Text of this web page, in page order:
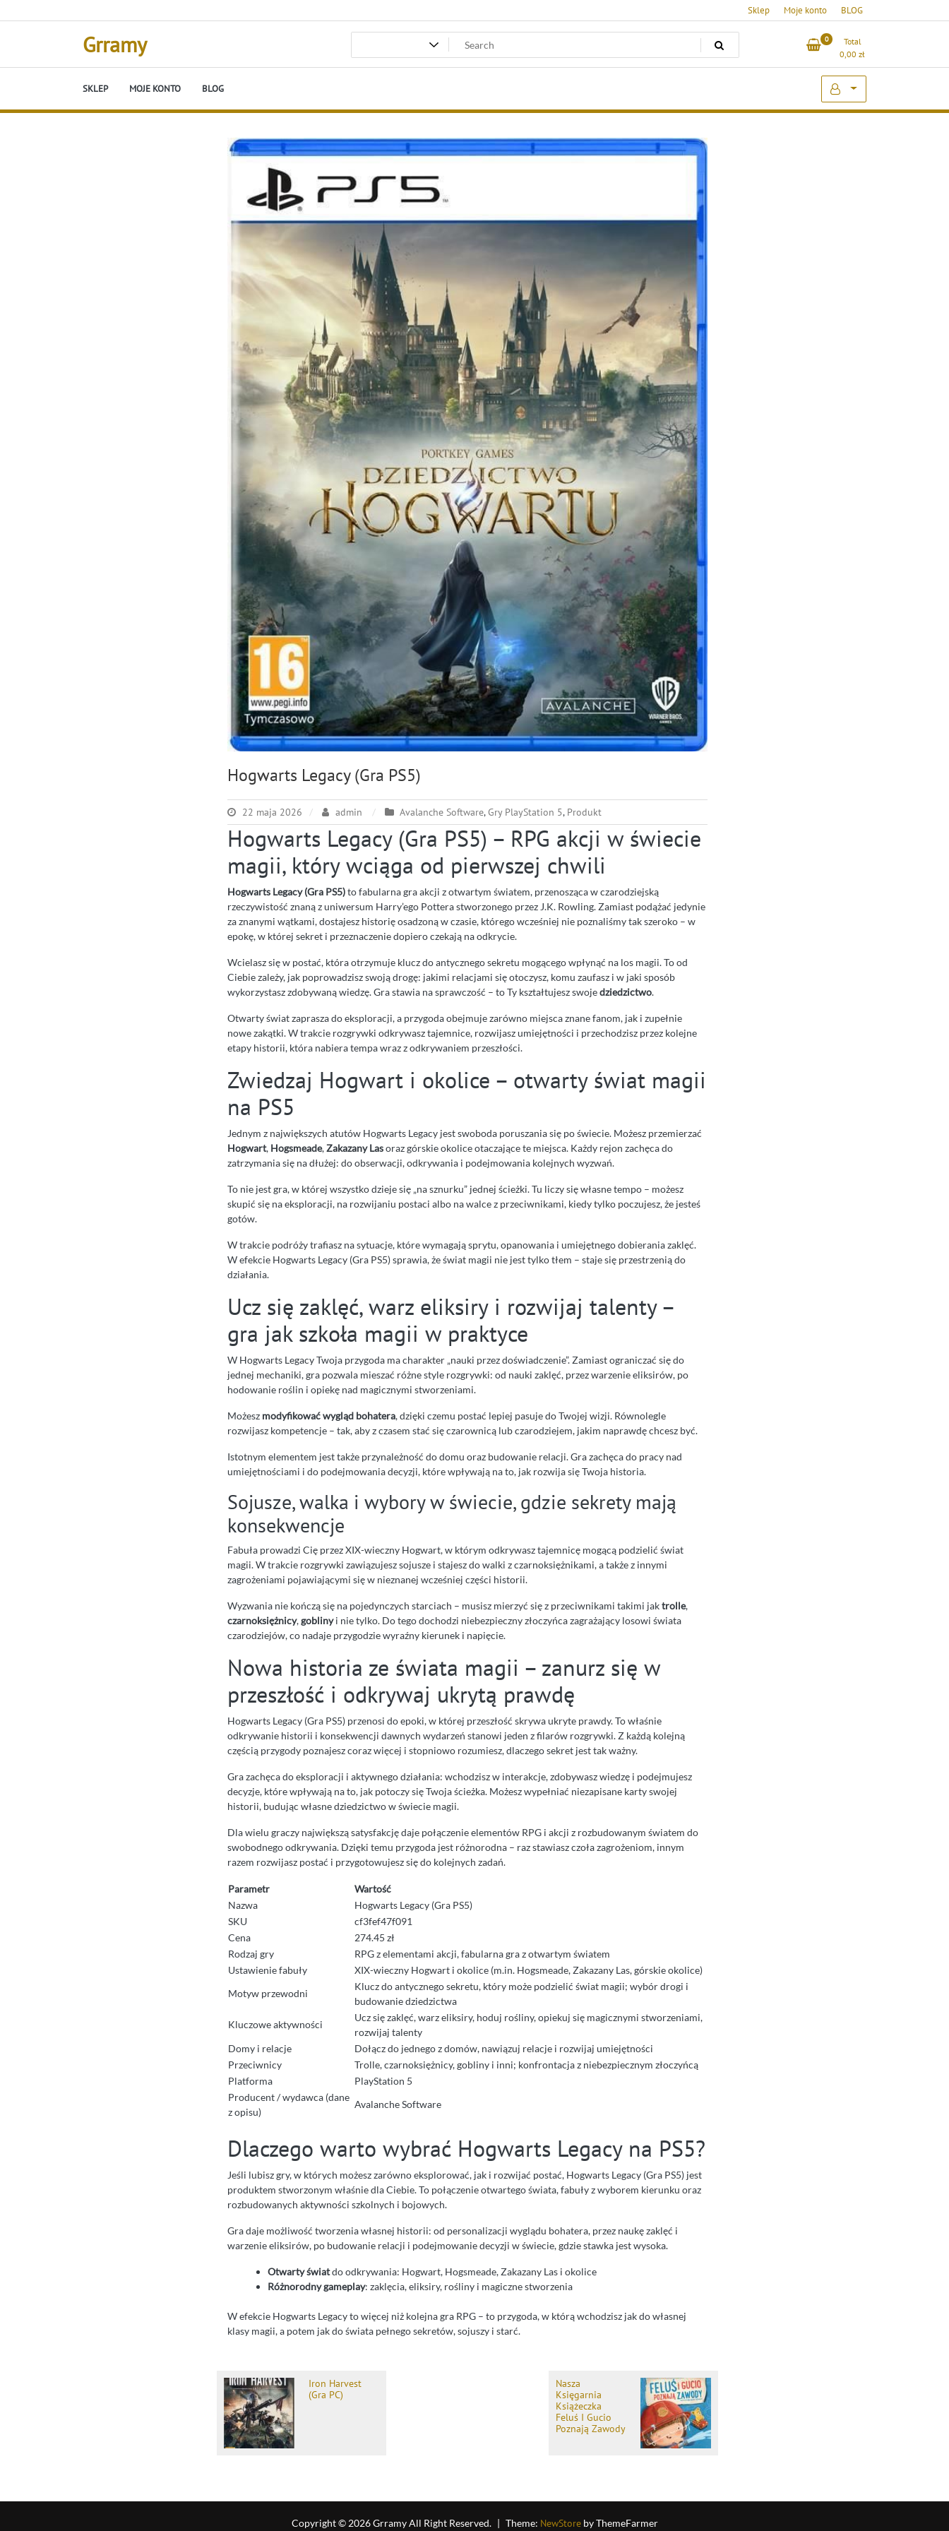
to
Sklep Moje konto BLOG
Grramy 0
Total
0,00 zł
SKLEP MOJE KONTO BLOG
Hogwarts Legacy (Gra PS5)
22 maja 2026 admin Avalanche Software,Gry PlayStation 5, Produkt
Hogwarts Legacy (Gra PS5) – RPG akcji w świecie
magii, który wciąga od pierwszej chwili
Hogwarts Legacy (Gra PS5)to fabularna gra akcji z otwartym światem, przenosząca w czarodziejską
rzeczywistość znaną z uniwersum Harry’ego Pottera stworzonego przez J.K. Rowling. Zamiast podążać jedynie
za znanymi wątkami, dostajesz historię osadzoną w czasie, którego wcześniej nie poznaliśmy tak szeroko – w
epokę, w której sekret i przeznaczenie dopiero czekają na odkrycie.
Wcielasz się w postać, która otrzymuje klucz do antycznego sekretu mogącego wpłynąć na los magii. To od
Ciebie zależy, jak poprowadzisz swoją drogę: jakimi relacjami się otoczysz, komu zaufasz i w jaki sposób
wykorzystasz zdobywaną wiedzę. Gra stawia na sprawczość – to Ty kształtujesz swojedziedzictwo.
Otwarty świat zaprasza do eksploracji, a przygoda obejmuje zarówno miejsca znane fanom, jak i zupełnie
nowe zakątki. W trakcie rozgrywki odkrywasz tajemnice, rozwijasz umiejętności i przechodzisz przez kolejne
etapy historii, która nabiera tempa wraz z odkrywaniem przeszłości.
Zwiedzaj Hogwart i okolice – otwarty świat magii
na PS5
Jednym z największych atutów Hogwarts Legacy jest swoboda poruszania się po świecie. Możesz przemierzać
Hogwart, Hogsmeade,Zakazany Lasoraz górskie okolice otaczające te miejsca. Każdy rejon zachęca do
zatrzymania się na dłużej: do obserwacji, odkrywania i podejmowania kolejnych wyzwań.
To nie jest gra, w której wszystko dzieje się „na sznurku” jednej ścieżki. Tu liczy się własne tempo – możesz
skupić się na eksploracji, na rozwijaniu postaci albo na walce z przeciwnikami, kiedy tylko poczujesz, że jesteś
gotów.
W trakcie podróży trafiasz na sytuacje, które wymagają sprytu, opanowania i umiejętnego dobierania zaklęć.
W efekcie Hogwarts Legacy (Gra PS5) sprawia, że świat magii nie jest tylko tłem – staje się przestrzenią do
działania.
Ucz się zaklęć, warz eliksiry i rozwijaj talenty –
gra jak szkoła magii w praktyce
W Hogwarts Legacy Twoja przygoda ma charakter „nauki przez doświadczenie”. Zamiast ograniczać się do
jednej mechaniki, gra pozwala mieszać różne style rozgrywki: od nauki zaklęć, przez warzenie eliksirów, po
hodowanie roślin i opiekę nad magicznymi stworzeniami.
Możesz modyfikować wygląd bohatera, dzięki czemu postać lepiej pasuje do Twojej wizji. Równolegle
rozwijasz kompetencje – tak, aby z czasem stać się czarownicą lub czarodziejem, jakim naprawdę chcesz być.
Istotnym elementem jest także przynależność do domu oraz budowanie relacji. Gra zachęca do pracy nad
umiejętnościami i do podejmowania decyzji, które wpływają na to, jak rozwija się Twoja historia.
Sojusze, walka i wybory w świecie, gdzie sekrety mają
konsekwencje
Fabuła prowadzi Cię przez XIX-wieczny Hogwart, w którym odkrywasz tajemnicę mogącą podzielić świat
magii. W trakcie rozgrywki zawiązujesz sojusze i stajesz do walki z czarnoksiężnikami, a także z innymi
zagrożeniami pojawiającymi się w nieznanej wcześniej części historii.
Wyzwania nie kończą się na pojedynczych starciach – musisz mierzyć się z przeciwnikami takimi jaktrolle,
czarnoksiężnicy,goblinyi nie tylko. Do tego dochodzi niebezpieczny złoczyńca zagrażający losowi świata
czarodziejów, co nadaje przygodzie wyraźny kierunek i napięcie.
Nowa historia ze świata magii – zanurz się w
przeszłość i odkrywaj ukrytą prawdę
Hogwarts Legacy (Gra PS5) przenosi do epoki, w której przeszłość skrywa ukryte prawdy. To właśnie
odkrywanie historii i konsekwencji dawnych wydarzeń stanowi jeden z filarów rozgrywki. Z każdą kolejną
częścią przygody poznajesz coraz więcej i stopniowo rozumiesz, dlaczego sekret jest tak ważny.
Gra zachęca do eksploracji i aktywnego działania: wchodzisz w interakcje, zdobywasz wiedzę i podejmujesz
decyzje, które wpływają na to, jak potoczy się Twoja ścieżka. Możesz wypełniać niezapisane karty swojej
historii, budując własne dziedzictwo w świecie magii.
Dla wielu graczy największą satysfakcję daje połączenie elementów RPG i akcji z rozbudowanym światem do
swobodnego odkrywania. Dzięki temu przygoda jest różnorodna – raz stawiasz czoła zagrożeniom, innym
razem rozwijasz postać i przygotowujesz się do kolejnych zadań.
Parametr
Wartość
Nazwa
Hogwarts Legacy (Gra PS5)
SKU
cf3fef47f091
Cena
274.45 zł
Rodzaj gry
RPG z elementami akcji, fabularna gra z otwartym światem
Ustawienie fabuły
XIX-wieczny Hogwart i okolice (m.in. Hogsmeade, Zakazany Las, górskie okolice)
Motyw przewodni
Klucz do antycznego sekretu, który może podzielić świat magii; wybór drogi i
budowanie dziedzictwa
Kluczowe aktywności
Ucz się zaklęć, warz eliksiry, hoduj rośliny, opiekuj się magicznymi stworzeniami,
rozwijaj talenty
Domy i relacje
Dołącz do jednego z domów, nawiązuj relacje i rozwijaj umiejętności
Przeciwnicy
Trolle, czarnoksiężnicy, gobliny i inni; konfrontacja z niebezpiecznym złoczyńcą
Platforma
PlayStation 5
Producent / wydawca (dane
z opisu)
Avalanche Software
Dlaczego warto wybrać Hogwarts Legacy na PS5?
Jeśli lubisz gry, w których możesz zarówno eksplorować, jak i rozwijać postać, Hogwarts Legacy (Gra PS5) jest
produktem stworzonym właśnie dla Ciebie. To połączenie otwartego świata, fabuły z wyborem kierunku oraz
rozbudowanych aktywności szkolnych i bojowych.
Gra daje możliwość tworzenia własnej historii: od personalizacji wyglądu bohatera, przez naukę zaklęć i
warzenie eliksirów, po budowanie relacji i podejmowanie decyzji w świecie, gdzie stawka jest wysoka.
Otwarty światdo odkrywania: Hogwart, Hogsmeade, Zakazany Las i okolice
Różnorodny gameplay: zaklęcia, eliksiry, rośliny i magiczne stworzenia
W efekcie Hogwarts Legacy to więcej niż kolejna gra RPG – to przygoda, w którą wchodzisz jak do własnej
klasy magii, a potem jak do świata pełnego sekretów, sojuszy i starć.
Iron Harvest
(Gra PC)
Nasza
Księgarnia
Książeczka
Feluś I Gucio
Poznają Zawody
Copyright © 2026 Grramy All Right Reserved. | Theme: NewStoreby ThemeFarmer